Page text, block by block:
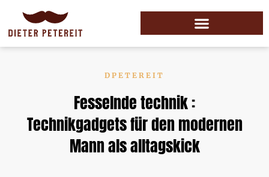
DPETEREIT
Fesselnde technik :
Technikgadgets für den modernen
Mann als alltagskick